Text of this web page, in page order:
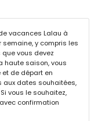
de profondeur
et chaises longues
2 places de
de vacances Lalau à
y compris les
vous devez
haute saison, vous
et de départ en
aux dates souhaitées,
vous le souhaitez,
confirmation